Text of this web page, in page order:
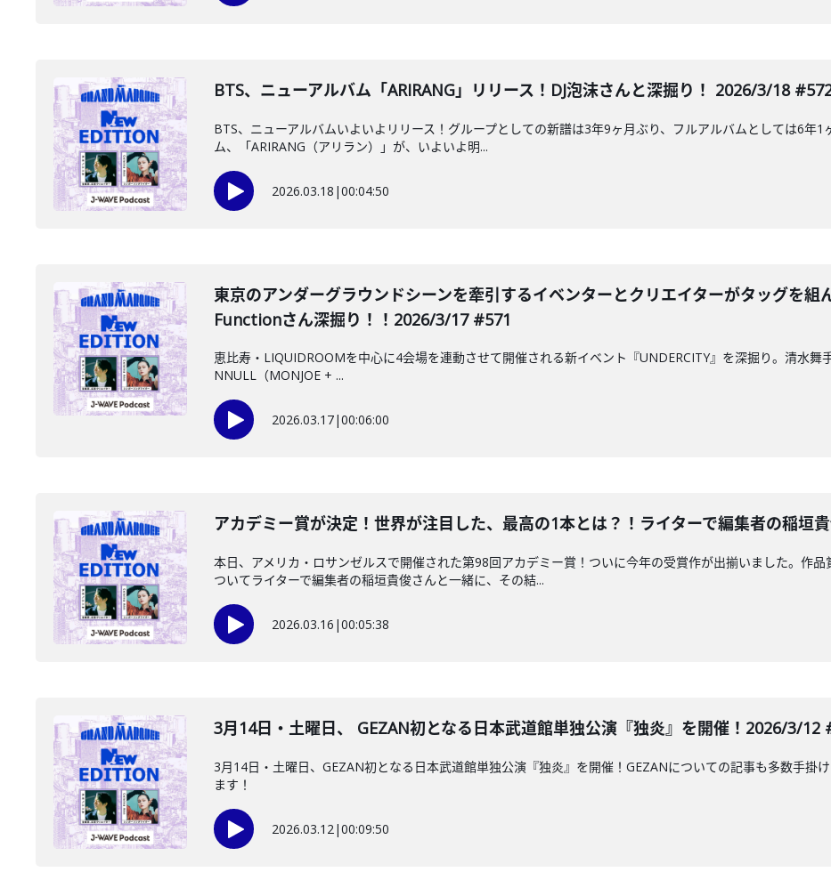
BTS、ニューアルバム「ARIRANG」リリース！DJ泡沫さんと深掘り！ 2026/3/18
BTS、ニューアルバムいよいよリリース！グループとしての新譜は3年9ヶ月ぶり、フルアルバムとしては6年
ム、「ARIRANG（アリラン）」が、いよいよ明...
2026.03.18 |00:04:50
東京のアンダーグラウンドシーンを牽引するイベンターとクリエイターがタッグを組
Functionさん深掘り！！2026/3/17 #571
恵比寿・LIQUIDROOMを中心に4会場を連動させて開催される新イベント『UNDERCITY』を深掘り。清水舞
NNULL（MONJOE + ...
2026.03.17|00:06:00
アカデミー賞が決定！世界が注目した、最高の1本とは？！ライターで編集者の稲垣
本日、アメリカ・ロサンゼルスで開催された第98回アカデミー賞！ついに今年の受賞作が出揃いました。作
ついてライターで編集者の稲垣貴俊さんと一緒に、その結...
2026.03.16 |00:05:38
3月14日・土曜日、 GEZAN初となる日本武道館単独公演『独炎』を開催！2026/3/12
3月14日・土曜日、GEZAN初となる日本武道館単独公演『独炎』を開催！GEZANについての記事も多数手掛
ます！
2026.03.12|00:09:50